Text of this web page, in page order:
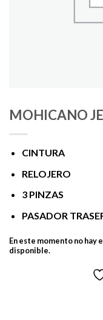
MOHICANO
CINTURA
RELOJERO
3 PINZAS
PASADOR
En este momento no
disponible.